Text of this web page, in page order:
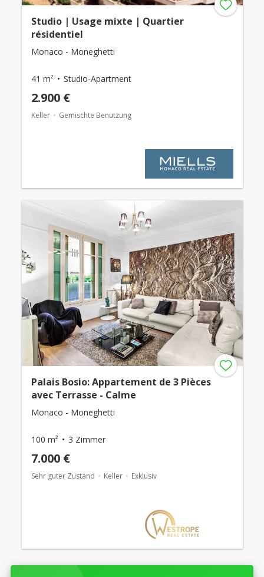
Studio | Usage mixte | Quartier
résidentiel
Monaco - Moneghetti
41 m² Studio-Apartment
2.900 €
Keller Gemischte Benutzung
Palais Bosio: Appartement de 3 Pièces
avec Terrasse - Calme
Monaco - Moneghetti
100 m² 3 Zimmer
7.000 €
Sehr guter Zustand Keller Exklusiv